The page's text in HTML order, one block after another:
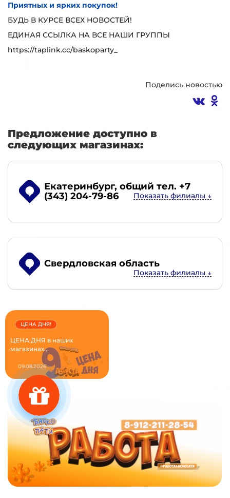
Приятных и ярких покупок!
БУДЬ В КУРСЕ ВСЕХ НОВОСТЕЙ!
ЕДИНАЯ ССЫЛКА НА ВСЕ НАШИ ГРУППЫ
https://taplink.cc/baskoparty_
Поделись новостью
Предложение доступно в
следующих магазинах:
Екатеринбург, общий тел. +7
(343) 204-79-86
Свердловская область
ЦЕНА ДНЯ в наших
магазинах...
ЦЕНА ДНЯ!
09.08.2026